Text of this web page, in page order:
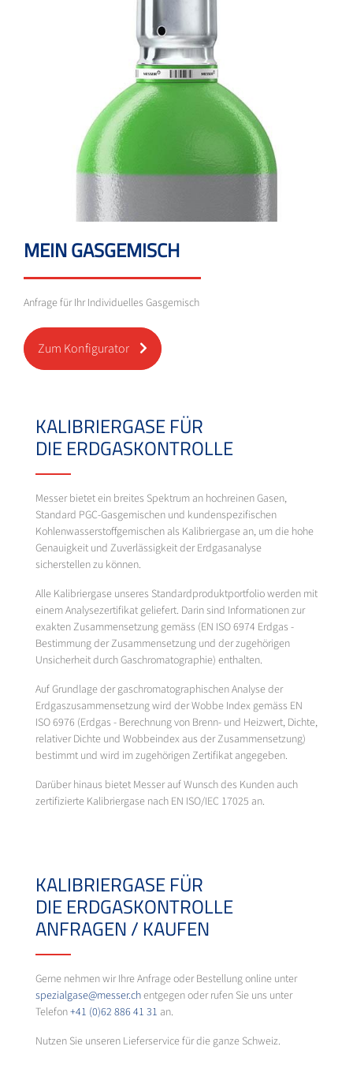
KALIBRIERGASE FÜR
DIE ERDGASKONTROLLE
Messer bietet ein breites Spektrum an hochreinen Gasen,
Standard PGC-Gasgemischen und kundenspezifischen
Kohlenwasserstoffgemischen als Kalibriergase an, um die hohe
Genauigkeit und Zuverlässigkeit der Erdgasanalyse
sicherstellen zu können.
Alle Kalibriergase unseres Standardproduktportfolio werden mit
einem Analysezertifikat geliefert. Darin sind Informationen zur
exakten Zusammensetzung gemäss (EN ISO 6974 Erdgas -
Bestimmung der Zusammensetzung und der zugehörigen
Unsicherheit durch Gaschromatographie) enthalten.
Auf Grundlage der gaschromatographischen Analyse der
Erdgaszusammensetzung wird der Wobbe Index gemäss EN
ISO 6976 (Erdgas - Berechnung von Brenn- und Heizwert, Dichte,
relativer Dichte und Wobbeindex aus der Zusammensetzung)
bestimmt und wird im zugehörigen Zertifikat angegeben.
Darüber hinaus bietet Messer auf Wunsch des Kunden auch
zertifizierte Kalibriergase nach EN ISO/IEC 17025 an.
MEIN GASGEMISCH
Anfrage für Ihr Individuelles Gasgemisch
Zum Konfigurator
KALIBRIERGASE FÜR
DIE ERDGASKONTROLLE
ANFRAGEN / KAUFEN
Gerne nehmen wir Ihre Anfrage oder Bestellung online unter
spezialgase@messer.chentgegen oder rufen Sie uns unter
Telefon+41 (0)62 886 41 31 an.
Nutzen Sie unseren Lieferservice für die ganze Schweiz.